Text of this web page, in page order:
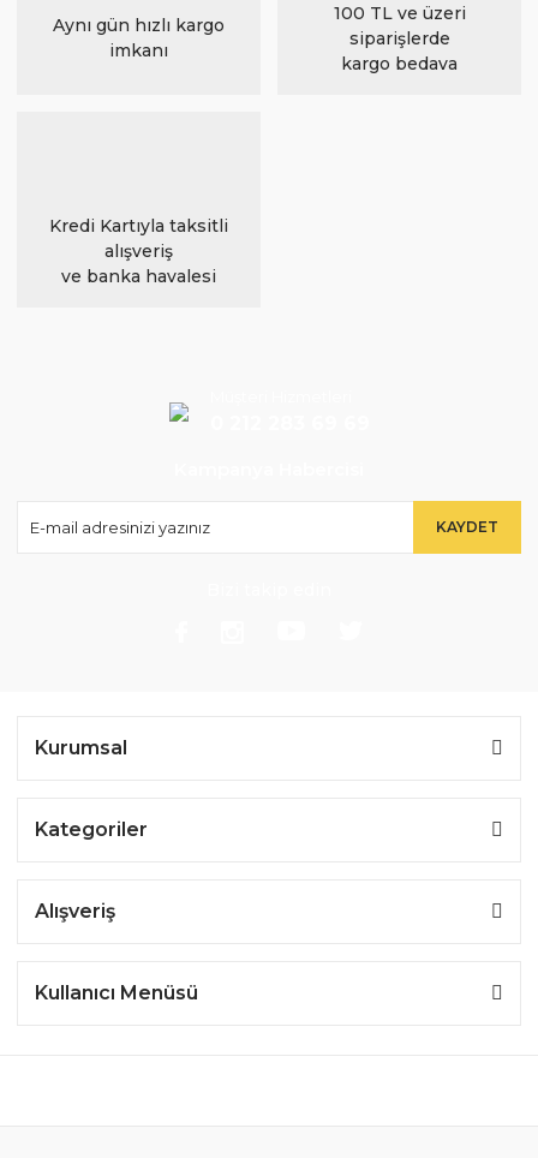
Aynı gün hızlı kargo
imkanı
100 TL ve üzeri
siparişlerde
kargo bedava
Kredi Kartıyla taksitli
alışveriş
ve banka havalesi
KAYDET
Kurumsal
Kategoriler
Alışveriş
Kullanıcı Menüsü